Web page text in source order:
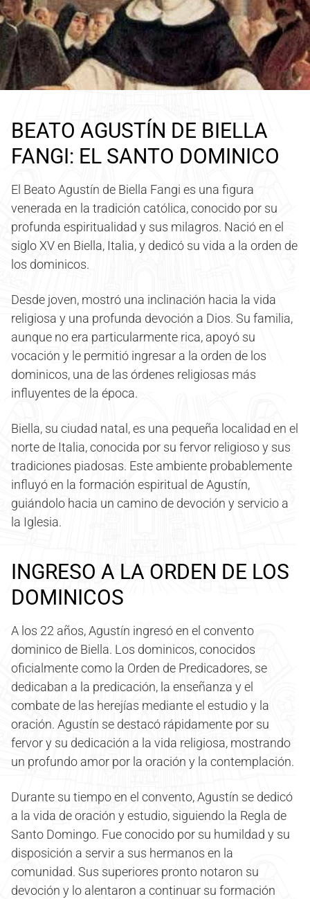
BEATO AGUSTÍN DE BIELLA
FANGI: EL SANTO DOMINICO
El Beato Agustín de Biella Fangi es una figura
venerada en la tradición católica, conocido por su
profunda espiritualidad y sus milagros. Nació en el
siglo XV en Biella, Italia, y dedicó su vida a la orden de
los dominicos.
Desde joven, mostró una inclinación hacia la vida
religiosa y una profunda devoción a Dios. Su familia,
aunque no era particularmente rica, apoyó su
vocación y le permitió ingresar a la orden de los
dominicos, una de las órdenes religiosas más
influyentes de la época.
Biella, su ciudad natal, es una pequeña localidad en el
norte de Italia, conocida por su fervor religioso y sus
tradiciones piadosas. Este ambiente probablemente
influyó en la formación espiritual de Agustín,
guiándolo hacia un camino de devoción y servicio a
la Iglesia.
INGRESO A LA ORDEN DE LOS
DOMINICOS
A los 22 años, Agustín ingresó en el convento
dominico de Biella. Los dominicos, conocidos
oficialmente como la Orden de Predicadores, se
dedicaban a la predicación, la enseñanza y el
combate de las herejías mediante el estudio y la
oración. Agustín se destacó rápidamente por su
fervor y su dedicación a la vida religiosa, mostrando
un profundo amor por la oración y la contemplación.
Durante su tiempo en el convento, Agustín se dedicó
a la vida de oración y estudio, siguiendo la Regla de
Santo Domingo. Fue conocido por su humildad y su
disposición a servir a sus hermanos en la
comunidad. Sus superiores pronto notaron su
devoción y lo alentaron a continuar su formación